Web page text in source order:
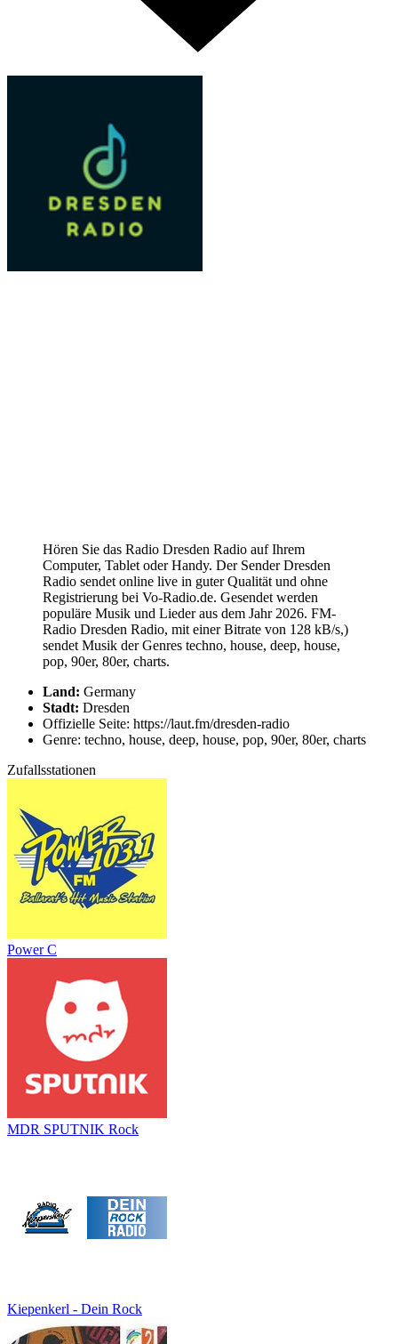
Hören Sie das Radio Dresden Radio auf Ihrem
Computer, Tablet oder Handy. Der Sender Dresden
Radio sendet online live in guter Qualität und ohne
Registrierung bei Vo-Radio.de. Gesendet werden
populäre Musik und Lieder aus dem Jahr 2026. FM-
Radio Dresden Radio, mit einer Bitrate von 128 kB/s,)
sendet Musik der Genres techno, house, deep, house,
pop, 90er, 80er, charts.
Land: Germany
Stadt: Dresden
Offizielle Seite: https://laut.fm/dresden-radio
Genre: techno, house, deep, house, pop, 90er, 80er, charts
Zufallsstationen
Power C
MDR SPUTNIK Rock
Kiepenkerl - Dein Rock